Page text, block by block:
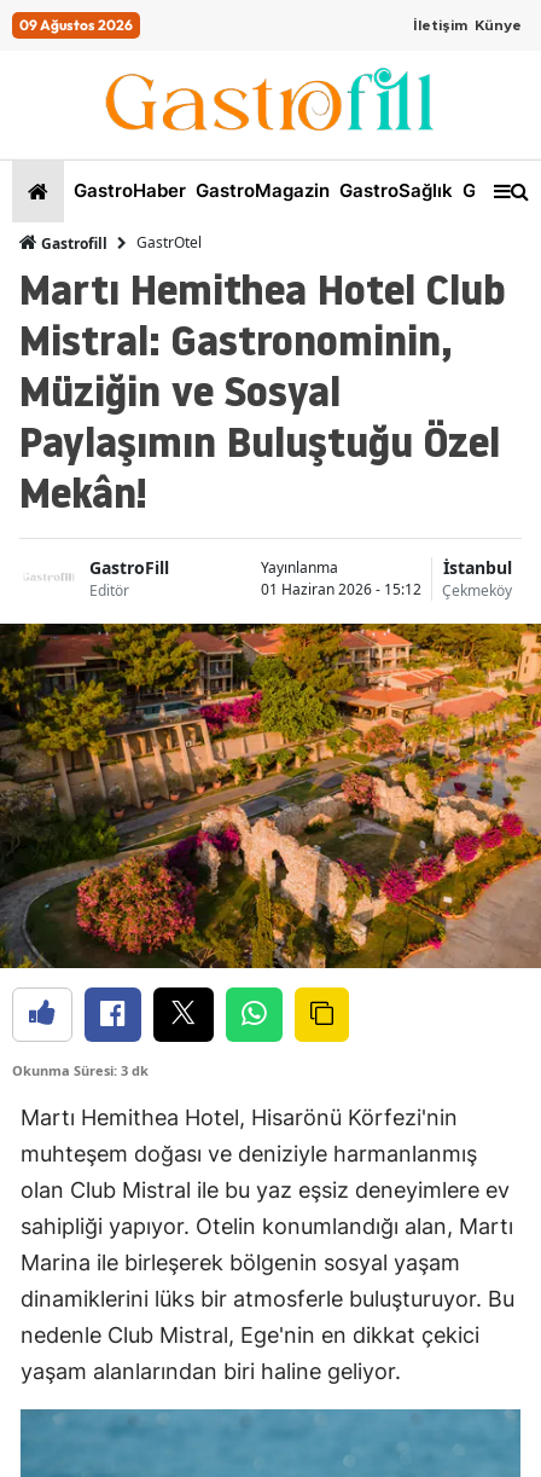
09 Ağustos 2026 İletişim Künye
GastroHaber GastroMagazin GastroSağlık
Gastrofill GastrOtel
Martı Hemithea Hotel Club
Mistral: Gastronominin,
Müziğin ve Sosyal
Paylaşımın Buluştuğu Özel
Mekân!
GastroFill
Editör
Yayınlanma
01 Haziran 2026 - 15:12
İstanbul
Çekmeköy
Okunma Süresi: 3 dk
Martı Hemithea Hotel, Hisarönü Körfezi'nin
muhteşem doğası ve deniziyle harmanlanmış
olan Club Mistral ile bu yaz eşsiz deneyimlere ev
sahipliği yapıyor. Otelin konumlandığı alan, Martı
Marina ile birleşerek bölgenin sosyal yaşam
dinamiklerini lüks bir atmosferle buluşturuyor. Bu
nedenle Club Mistral, Ege'nin en dikkat çekici
yaşam alanlarından biri haline geliyor.